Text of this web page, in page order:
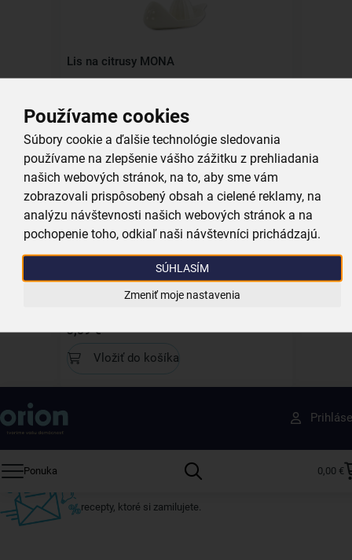
Používame cookies
Súbory cookie a ďalšie technológie sledovania
používame na zlepšenie vášho zážitku z prehliadania
našich webových stránok, na to, aby sme vám
zobrazovali prispôsobený obsah a cielené reklamy, na
analýzu návštevnosti našich webových stránok a na
pochopenie toho, odkiaľ naši návštevníci prichádzajú.
SÚHLASÍM
Zmeniť moje nastavenia
Lis na citrusy MONA
5,99 €
Vložiť do košíka
Lis na citrusy
3,59 €
Vložiť do košíka
Ponuka 0,00 €
Získajte rady, recepty a tipy na zľavy skôr ako
ktokoľvek iný
Prihláste sa k odberu nášho newslettera.
recepty, ktoré si zamilujete.